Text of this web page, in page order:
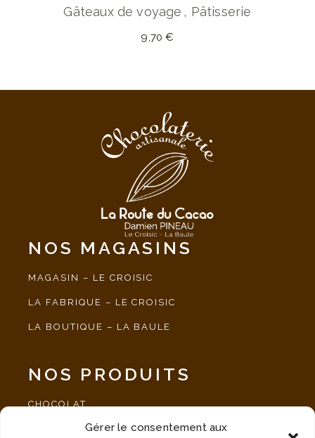
Gérer le consentement aux
Gâteaux de voyage Pâtisserie
9,70€
NOS MAGASINS
MAGASIN – LE CROISIC
LA FABRIQUE – LE CROISIC
LA BOUTIQUE – LA BAULE
NOS PRODUITS
CHOCOLAT
SPÉCIALITÉ